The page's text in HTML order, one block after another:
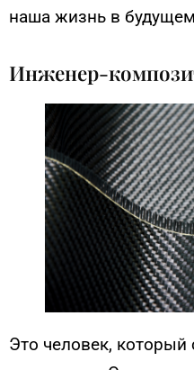
наша жизнь в
Инженер-
Это человек, который